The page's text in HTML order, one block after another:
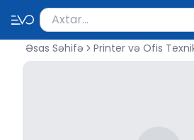
Məhsul axtar
Axtarış üçün ən azı 2
Əsas Səhifə Printer və Ofis